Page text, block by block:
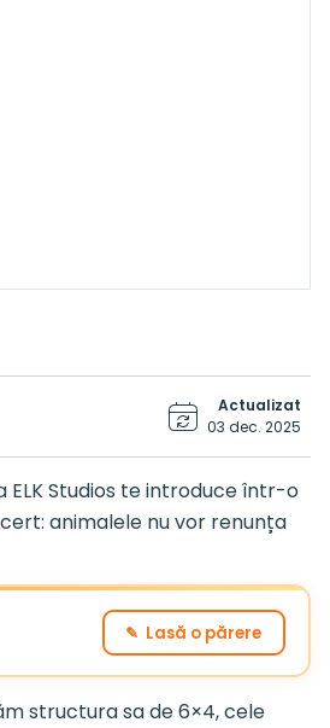
Actualizat
03 dec. 2025
Studios te introduce într-o
animalele nu vor renunța
✎ Lasă o părere
structura sa de 6×4, cele